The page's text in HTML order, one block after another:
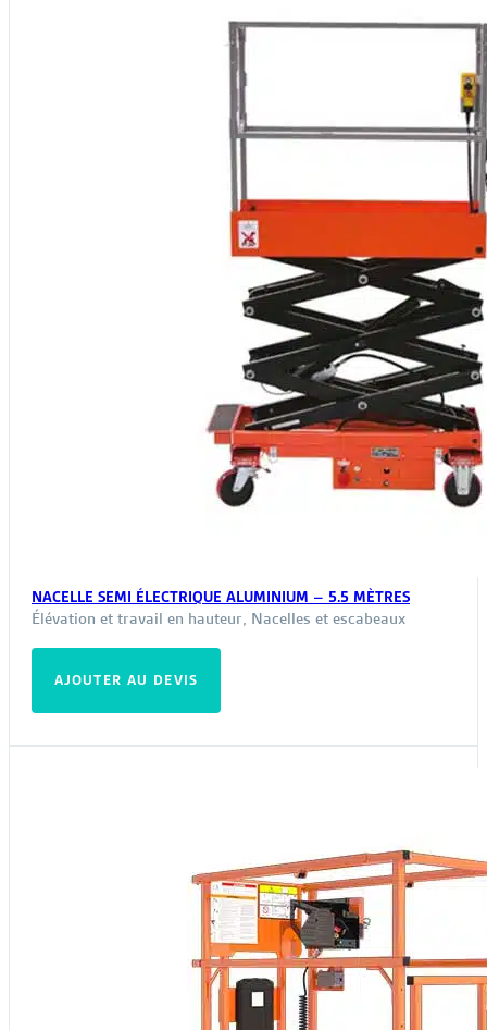
NACELLE SEMI ÉLECTRIQUE ALUMINIUM – 5.5 MÈTRES
Élévation et travail en hauteur, Nacelles et escabeaux
AJOUTER AU DEVIS